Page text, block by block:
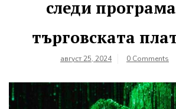
следи
търговската
август 25, 2024 0 Comments